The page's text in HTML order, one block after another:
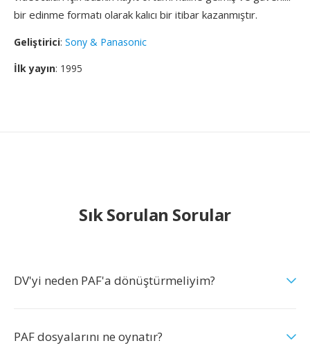
bir edinme formatı olarak kalıcı bir itibar kazanmıştır.
Geliştirici: Sony & Panasonic
İlk yayın: 1995
Sık Sorulan Sorular
DV'yi neden PAF'a dönüştürmeliyim?
PAF dosyalarını ne oynatır?